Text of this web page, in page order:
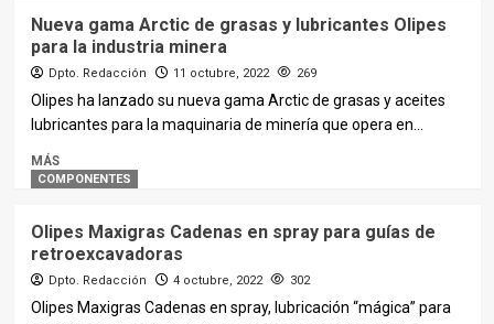
Nueva gama Arctic de grasas y lubricantes Olipes
para la industria minera
Dpto. Redacción 11 octubre, 2022 269
Olipes ha lanzado su nueva gama Arctic de grasas y aceites
lubricantes para la maquinaria de minería que opera en...
MÁS
COMPONENTES
Olipes Maxigras Cadenas en spray para guías de
retroexcavadoras
Dpto. Redacción 4 octubre, 2022 302
Olipes Maxigras Cadenas en spray, lubricación “mágica” para